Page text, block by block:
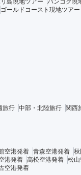
ゴールドコースト現地ツアー
旅行 中部・北陸旅行 関西
空港発着 青森空港発着
港発着 高松空港発着 松
空港発着